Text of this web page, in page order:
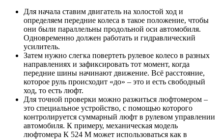
Для начала ставим двигатель на холостой ход и
определяем передние колеса в такое положение, чтобы
они были параллельны продольной оси автомобиля.
Одновременно должен работать и гидравлический
усилитель.
Затем нужно слегка повертеть рулевое колесо в разных
направлениях и зафиксировать тот момент, когда
передние шины начинают движение. Всё расстояние,
которое руль происходит «до» – это и есть свободный
ход, то есть люфт.
Для точной проверки можно разжиться люфтомером –
это специальное устройство, с помощью которого
контролируется суммарный люфт в рулевом управлении
автомобиля. К примеру, механическая модель
люфтомера К 524 М может использоваться как в